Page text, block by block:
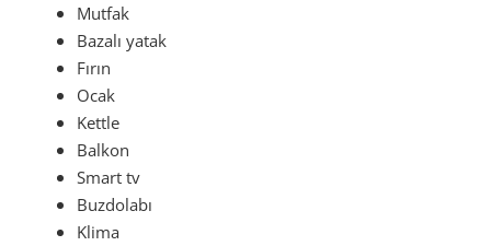
Mutfak
Bazalı yatak
Fırın
Ocak
Kettle
Balkon
Smart tv
Buzdolabı
Klima